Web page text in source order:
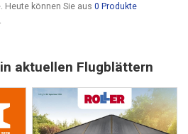
Heute können Sie aus 0 Produkte
aktuellen Flugblättern